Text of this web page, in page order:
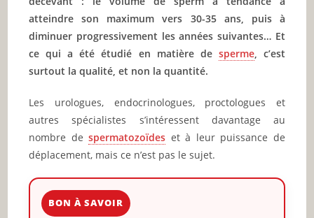
atteindre son maximum vers 30-35 ans, puis à
diminuer progressivement les années suivantes… Et
ce qui a été étudié en matière de sperme, c’est
surtout la qualité, et non la quantité.
Les urologues, endocrinologues, proctologues et
autres spécialistes s’intéressent davantage au
nombre despermatozoïdes et à leur puissance de
déplacement, mais ce n’est pas le sujet.
BON À SAVOIR